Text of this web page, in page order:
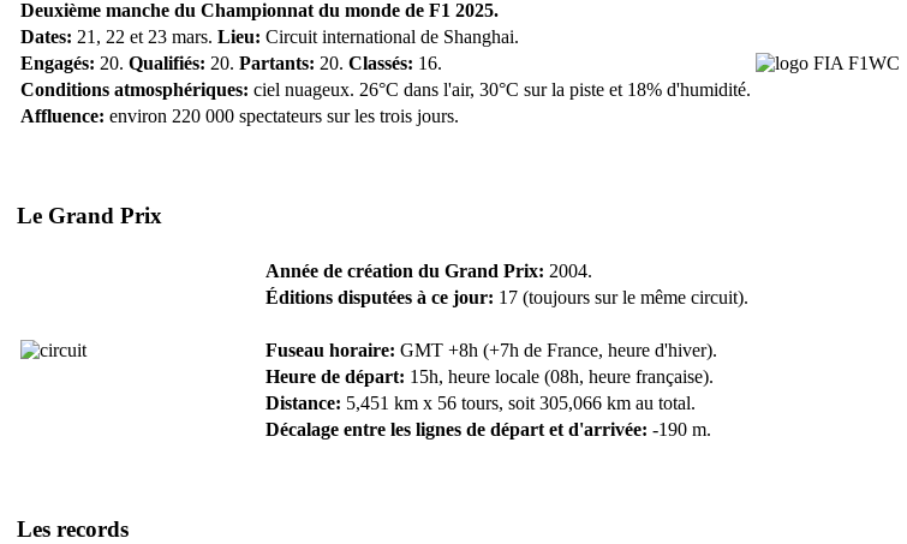
Deuxième manche du Championnat du monde de F1 2025.
Dates: 21, 22 et 23 mars. Lieu: Circuit international de Shanghai.
Engagés: 20. Qualifiés: 20. Partants: 20. Classés: 16.
Conditions atmosphériques: ciel nuageux. 26°C dans l'air, 30°C sur la piste et 18% d'humidité.
Affluence: environ 220 000 spectateurs sur les trois jours.
Le Grand Prix
Année de création du Grand Prix: 2004.
Éditions disputées à ce jour: 17 (toujours sur le même circuit).
Fuseau horaire: GMT +8h (+7h de France, heure d'hiver).
Heure de départ: 15h, heure locale (08h, heure française).
Distance: 5,451 km x 56 tours, soit 305,066 km au total.
Décalage entre les lignes de départ et d'arrivée: -190 m.
Les records